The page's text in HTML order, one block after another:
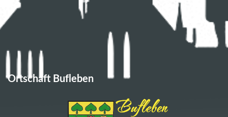
Ortschaft Bufleben